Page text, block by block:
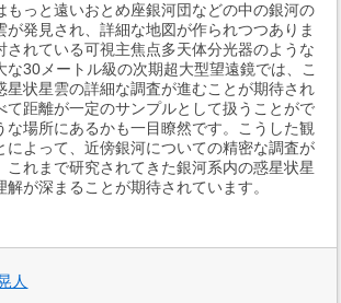
もっと遠いおとめ座銀河団などの中の銀河の
が発見され、詳細な地図が作られつつありま
されている可視主焦点多天体分光器のような
な30メートル級の次期超大型望遠鏡では、こ
星状星雲の詳細な調査が進むことが期待され
て距離が一定のサンプルとして扱うことがで
な場所にあるかも一目瞭然です。こうした観
によって、近傍銀河についての精密な調査が
これまで研究されてきた銀河系内の惑星状星
が深まることが期待されています。
人